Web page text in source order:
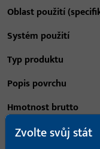
Oblast použití
Systém použití
Typ produktu
Popis povrchu
Hmotnost brutto
Balení
Zvolte svůj stát